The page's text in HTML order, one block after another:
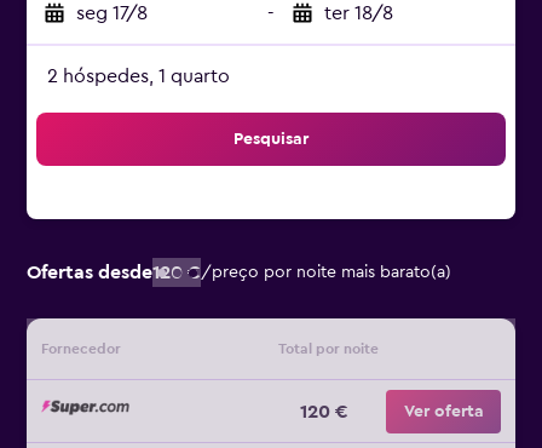
seg 17/8 - ter 18/8
2 hóspedes, 1 quarto
Pesquisar
Ofertas desde120 €/preço por noite mais barato(a)
Fornecedor Total por noite
120 € Ver oferta